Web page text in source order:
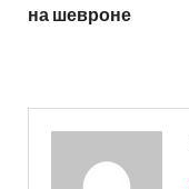
на шевроне